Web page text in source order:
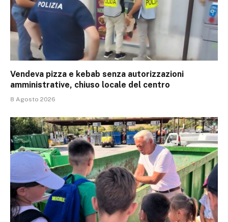
Vendeva pizza e kebab senza autorizzazioni
amministrative, chiuso locale del centro
8 Agosto 2026